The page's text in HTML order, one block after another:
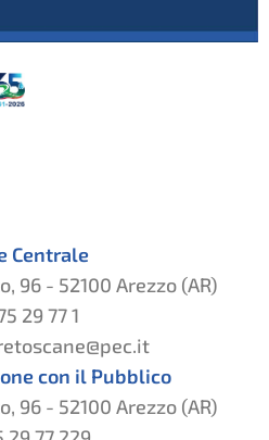
Centrale
96 - 52100 Arezzo (AR)
29 77 1
con il Pubblico
96 - 52100 Arezzo (AR)